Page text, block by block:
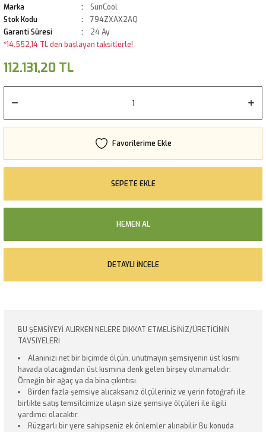
Marka
SunCool
Stok Kodu
794ZXAX2AQ
Garanti Süresi
24 Ay
*14.552,14 TL den başlayan taksitlerle!
112.131,20 TL
SEPETE EKLE
HEMEN AL
DETAYLI İNCELE
BU ŞEMSİYEYİ ALIRKEN NELERE DİKKAT ETMELİSİNİZ/ÜRETİCİNİN
TAVSİYELERİ
Alanınızı net bir biçimde ölçün, unutmayın şemsiyenin üst kısmı
havada olacağından üst kısmına denk gelen birşey olmamalıdır.
Örneğin bir ağaç ya da bina çıkıntısı.
Birden fazla şemsiye alıcaksanız ölçüleriniz ve yerin fotoğrafı ile
birlikte satış temsilcimize ulaşın size şemsiye ölçüleri ile ilgili
yardımcı olacaktır.
Rüzgarlı bir yere sahipseniz ek önlemler alınabilir Bu konuda